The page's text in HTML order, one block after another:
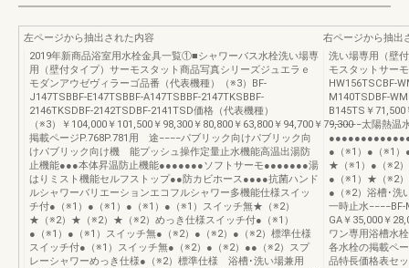
左ページから抽出された内容
2019年新商品浴室用水栓金具一覧①■シャワーバス水栓洗い場専
用（壁付タイプ）サーモスタット商品写真シリーズジュエラｅ
モダンアウゼヴィラーゴ品番（代表機種）（※3）BF-
J147TSBBF-E147TSBBF-A147TSBBF-2147TKSBBF-
2146TKSDBF-2142TSDBF-2141TSD価格（代表機種）
（※3）￥104,000￥101,500￥98,300￥80,800￥63,800￥94,700￥79,300
掲載ページP.768P.781用 途−−−−パブリック向けパブリック向
けパブリック向け機 能プッシュ操作定量止水機能高温出湯防
止機能●●●本体昇温防止機能●●●●●●●ソフトサーモ●●●●●●●湯
はりミスト機能セルフストップ●●防カビホース●●●●抗菌ハンド
ルシャワーバリエーションエコフルシャワー多機能仕様スイッ
チ付●（※1）●（※1）●（※1）●（※1）スイッチ無★（※2）
★（※2）★（※2）★（※2）めっき仕様スイッチ付●（※1）
●（※1）●（※1）スイッチ無●（※2）●（※2）●（※2）標準仕様
スイッチ付●（※1）スイッチ無●（※2）●（※2）●●（※2）スプ
レーシャワーめっき仕様●（※2）標準仕様 浴槽･洗い場兼用
右ページから抽出
洗い場専用（壁
モスタットサー
HW156TSCBF-
M140TSDBF-
B145TS￥71,500
−−−−−−太陽熱温
●（※1）●（※1
★（※1）●（※2
●（※1）★（※2
●（※2）浴槽･洗
一時止水−−−−BF-
GA￥35,000￥
ワン専用浴槽水
各水栓の掲載ペ
品特長価格表セ